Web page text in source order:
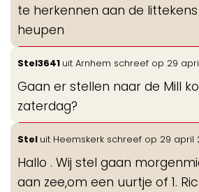
te herkennen aan de
heupen
Stel3641 uit Arnhem schreef op 29
Gaan er stellen naar de Mill
zaterdag?
Stel uit Heemskerk schreef op 29 april
Hallo . Wij stel gaan
aan zee,om een uurtje of 1.